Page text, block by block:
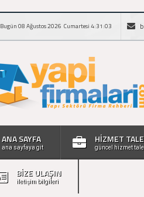
Bugün 08 Ağustos 2026 Cumartesi 4:31:04
ANA SAYFA
ana sayfaya git
HİZMET
güncel hizmet
BİZE ULAŞIN
iletişim bilgileri